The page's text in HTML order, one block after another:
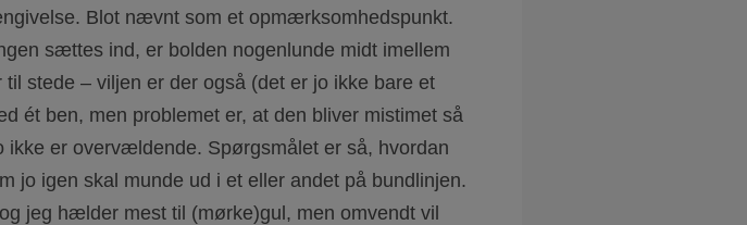
Blot nævnt som et opmærksomhedspunkt.
sættes ind, er bolden nogenlunde midt imellem
stede – viljen er der også (det er jo ikke bare et
ét ben, men problemet er, at den bliver mistimet så
er overvældende. Spørgsmålet er så, hvordan
jo igen skal munde ud i et eller andet på bundlinjen.
jeg hælder mest til (mørke)gul, men omvendt vil